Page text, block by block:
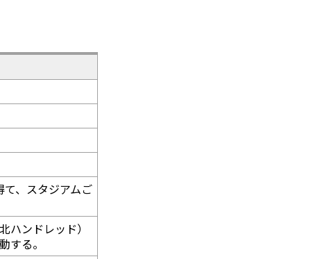
、スタジアムご
ンドレッド）
する。